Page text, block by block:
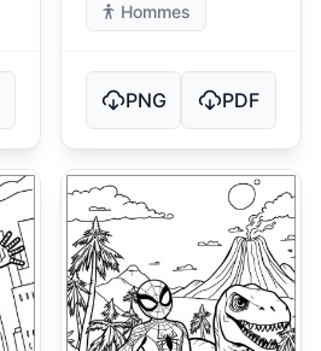
Hommes
PNG PDF